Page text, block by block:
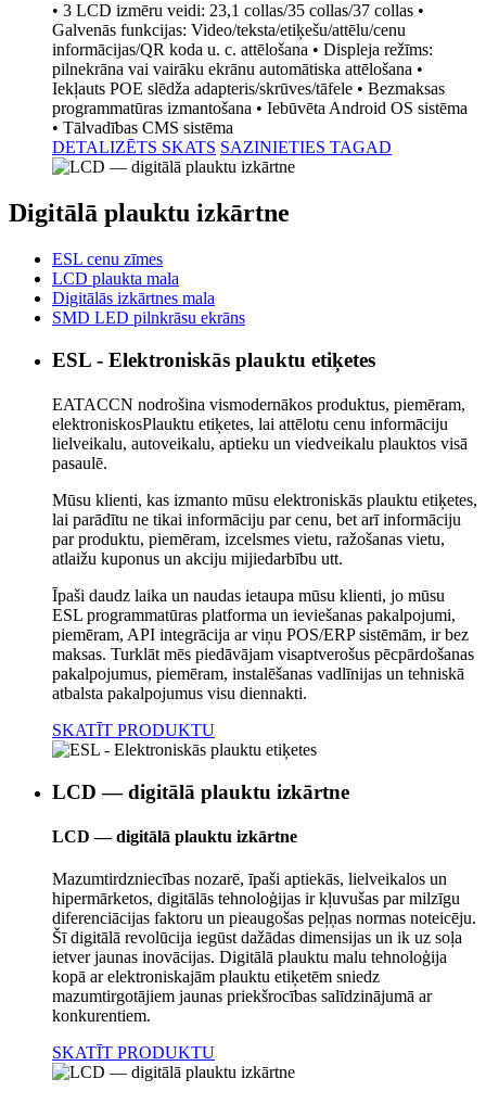
• 3 LCD izmēru veidi: 23,1 collas/35 collas/37 collas •
Galvenās funkcijas: Video/teksta/etiķešu/attēlu/cenu
informācijas/QR koda u. c. attēlošana • Displeja režīms:
pilnekrāna vai vairāku ekrānu automātiska attēlošana •
Iekļauts POE slēdža adapteris/skrūves/tāfele • Bezmaksas
programmatūras izmantošana • Iebūvēta Android OS sistēma
• Tālvadības CMS sistēma
DETALIZĒTS SKATS SAZINIETIES TAGAD
Digitālā plauktu izkārtne
ESL cenu zīmes
LCD plaukta mala
Digitālās izkārtnes mala
SMD LED pilnkrāsu ekrāns
ESL - Elektroniskās plauktu etiķetes
EATACCN nodrošina vismodernākos produktus, piemēram,
elektroniskosPlauktu etiķetes, lai attēlotu cenu informāciju
lielveikalu, autoveikalu, aptieku un viedveikalu plauktos visā
pasaulē.
Mūsu klienti, kas izmanto mūsu elektroniskās plauktu etiķetes,
lai parādītu ne tikai informāciju par cenu, bet arī informāciju
par produktu, piemēram, izcelsmes vietu, ražošanas vietu,
atlaižu kuponus un akciju mijiedarbību utt.
Īpaši daudz laika un naudas ietaupa mūsu klienti, jo mūsu
ESL programmatūras platforma un ieviešanas pakalpojumi,
piemēram, API integrācija ar viņu POS/ERP sistēmām, ir bez
maksas. Turklāt mēs piedāvājam visaptverošus pēcpārdošanas
pakalpojumus, piemēram, instalēšanas vadlīnijas un tehniskā
atbalsta pakalpojumus visu diennakti.
SKATĪT PRODUKTU
LCD — digitālā plauktu izkārtne
LCD — digitālā plauktu izkārtne
Mazumtirdzniecības nozarē, īpaši aptiekās, lielveikalos un
hipermārketos, digitālās tehnoloģijas ir kļuvušas par milzīgu
diferenciācijas faktoru un pieaugošas peļņas normas noteicēju.
Šī digitālā revolūcija iegūst dažādas dimensijas un ik uz soļa
ietver jaunas inovācijas. Digitālā plauktu malu tehnoloģija
kopā ar elektroniskajām plauktu etiķetēm sniedz
mazumtirgotājiem jaunas priekšrocības salīdzinājumā ar
konkurentiem.
SKATĪT PRODUKTU